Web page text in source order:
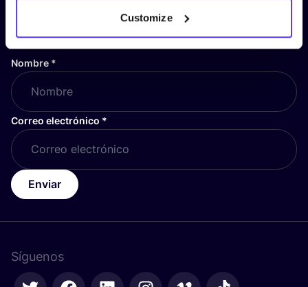
Customize
¡Suscríbete a nuestro boletín
y mantente informado!
Nombre *
Correo electrónico *
Enviar
Síguenos